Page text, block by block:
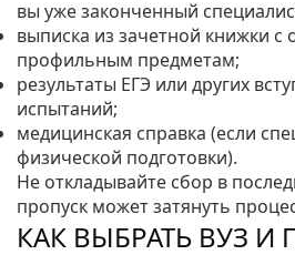
вы уже законченный
выписка из зачетной книжки с
профильным предметам;
результаты ЕГЭ или других
испытаний;
медицинская справка (если
физической подготовки).
Не откладывайте сбор в
пропуск может затянуть
КАК ВЫБРАТЬ ВУЗ